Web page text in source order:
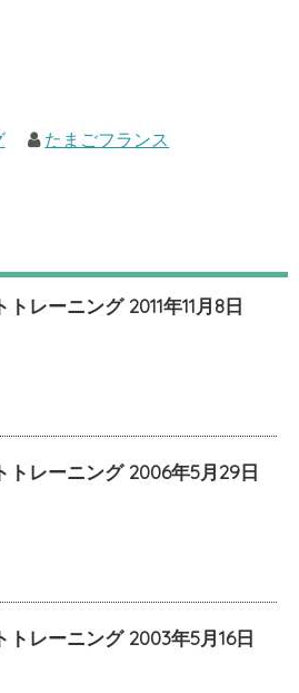
たまごフランス
トレーニング 2011年11月8日
トレーニング 2006年5月29日
トレーニング 2003年5月16日